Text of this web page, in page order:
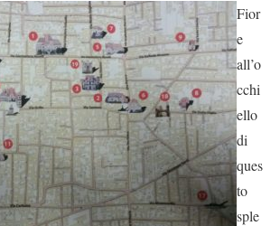
Fior
e
all’o
cchi
ello
di
ques
to
sple